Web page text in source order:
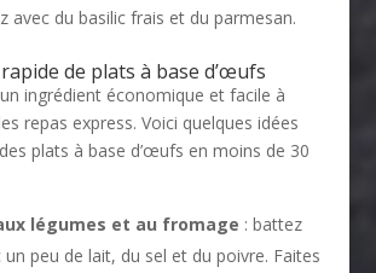
avec du basilic frais et du parmesan.
de plats à base d’œufs
ingrédient économique et facile à
repas express. Voici quelques idées
plats à base d’œufs en moins de 30
légumes et au fromage : battez
peu de lait, du sel et du poivre. Faites